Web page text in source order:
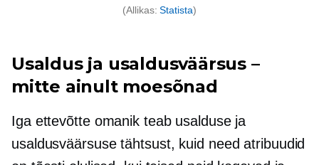
(Allikas:Statista)
Usaldus ja usaldusväärsus –
mitte ainult moesõnad
Iga ettevõtte omanik teab usalduse ja
usaldusväärsuse tähtsust, kuid need atribuudid